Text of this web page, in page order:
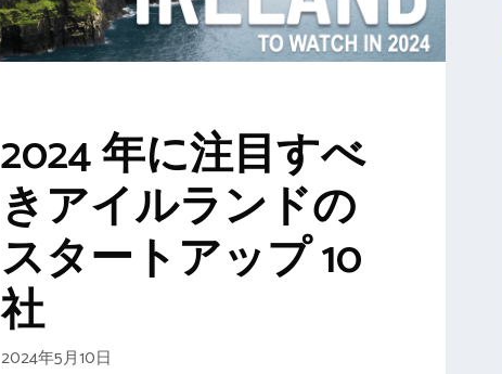
2024 年に注目すべ
きアイルランドの
スタートアップ 10
社
2024年5月10日